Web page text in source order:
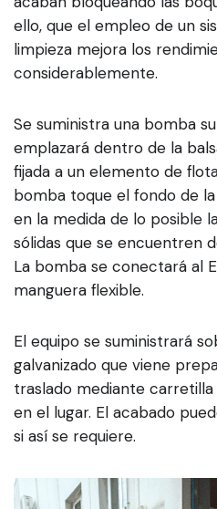
ello, que el empleo de un
limpieza mejora los
considerablemente.
Se suministra una bomba
emplazará dentro de la
fijada a un elemento de
bomba toque el fondo de
en la medida de lo posible
sólidas que se encuentren
La bomba se conectará al
manguera flexible.
El equipo se suministrará
galvanizado que viene
traslado mediante
en el lugar. El acabado
si así se requiere.